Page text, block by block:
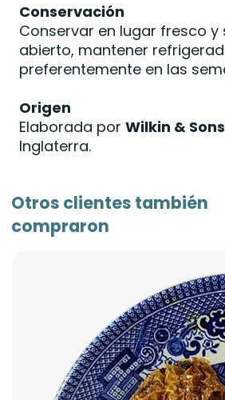
Conservación
Conservar en lugar fresco y
abierto, mantener
preferentemente en las
Origen
Elaborada por Wilkin &
Inglaterra.
Otros clientes también
compraron